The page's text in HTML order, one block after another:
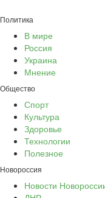
Политика
В мире
Россия
Украина
Мнение
Общество
Спорт
Культура
Здоровье
Технологии
Полезное
Новороссия
Новости